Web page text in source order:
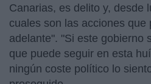
Canarias, es delito y, desde
cuales son las acciones que
adelante". "Si este gobierno
que puede seguir en esta
ningún coste político lo